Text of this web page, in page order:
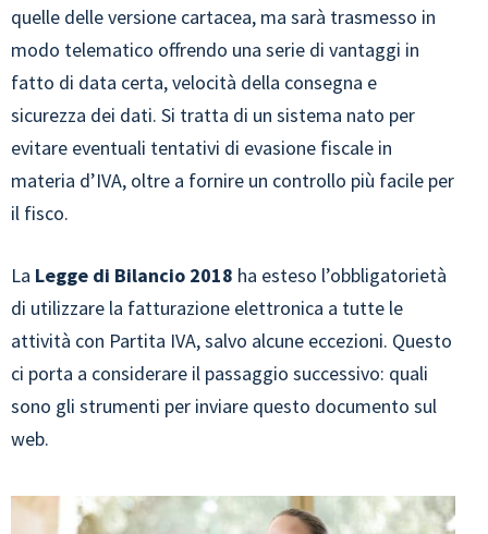
quelle delle versione cartacea, ma sarà trasmesso in
modo telematico offrendo una serie di vantaggi in
fatto di data certa, velocità della consegna e
sicurezza dei dati. Si tratta di un sistema nato per
evitare eventuali tentativi di evasione fiscale in
materia d’IVA, oltre a fornire un controllo più facile per
il fisco.
La Legge di Bilancio 2018 ha esteso l’obbligatorietà
di utilizzare la fatturazione elettronica a tutte le
attività con Partita IVA, salvo alcune eccezioni. Questo
ci porta a considerare il passaggio successivo: quali
sono gli strumenti per inviare questo documento sul
web.